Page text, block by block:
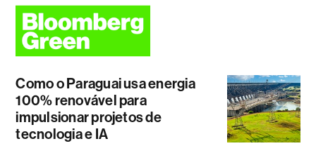
Como o Paraguai usa energia
100% renovável para
impulsionar projetos de
tecnologia e IA